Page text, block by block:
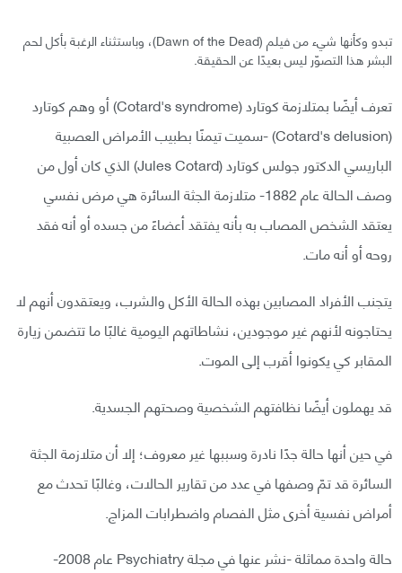
تبدو وكأنها شيء من فيلم (Dawn of the Dead)، وباستثناء الرغبة بأكل لحم
البشر هذا التصوّر ليس بعيدًا عن الحقيقة.
تعرف أيضًا بمتلازمة كوتارد (Cotard's syndrome) أو وهم كوتارد
(Cotard's delusion) -سميت تيمنًا بطبيب الأمراض العصبية
الباريسي الدكتور جولس كوتارد (Jules Cotard) الذي كان أول من
وصف الحالة عام 1882- متلازمة الجثة السائرة هي مرض نفسي
يعتقد الشخص المصاب به بأنه يفتقد أعضاءً من جسده أو أنه فقد
روحه أو أنه مات.
يتجنب الأفراد المصابين بهذه الحالة الأكل والشرب، ويعتقدون أنهم لا
يحتاجونه لأنهم غير موجودين، نشاطاتهم اليومية غالبًا ما تتضمن زيارة
المقابر كي يكونوا أقرب إلى الموت.
قد يهملون أيضًا نظافتهم الشخصية وصحتهم الجسدية.
في حين أنها حالة جدًا نادرة وسببها غير معروف؛ إلا أن متلازمة الجثة
السائرة قد تمّ وصفها في عدد من تقارير الحالات، وغالبًا تحدث مع
أمراض نفسية أخرى مثل الفصام واضطرابات المزاج.
حالة واحدة مماثلة -نشر عنها في مجلة Psychiatry عام 2008-